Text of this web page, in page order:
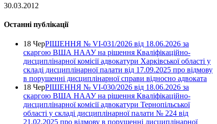
30.03.2012
Останні публікації
18 ЧерРІШЕННЯ № VІ-031/2026 від 18.06.2026 за
скаргою ВША НААУ на рішення Кваліфікаційно-
дисциплінарної комісії адвокатури Харківської області у
складі дисциплінарної палати від 17.09.2025 про відмову
в порушенні дисциплінарної справи відносно адвоката
18 ЧерРІШЕННЯ № VІ-030/2026 від 18.06.2026 за
скаргою ВША НААУ на рішення Кваліфікаційно-
дисциплінарної комісії адвокатури Тернопільської
області у складі дисциплінарної палати № 224 від
21.02.2025 про відмову в порушенні дисциплінарної